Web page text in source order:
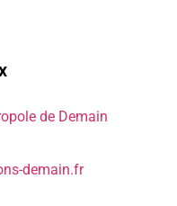
de Demain
demain.fr